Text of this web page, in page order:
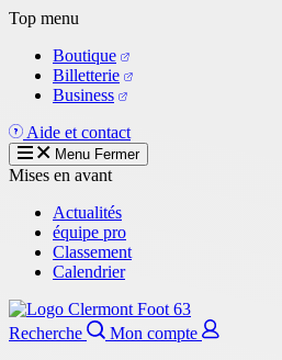
Aller
contenu
principal
Top menu
Boutique
Billetterie
Business
Aide et contact
Menu Fermer
Mises en avant
Actualités
équipe pro
Classement
Calendrier
Recherche
Mon compte